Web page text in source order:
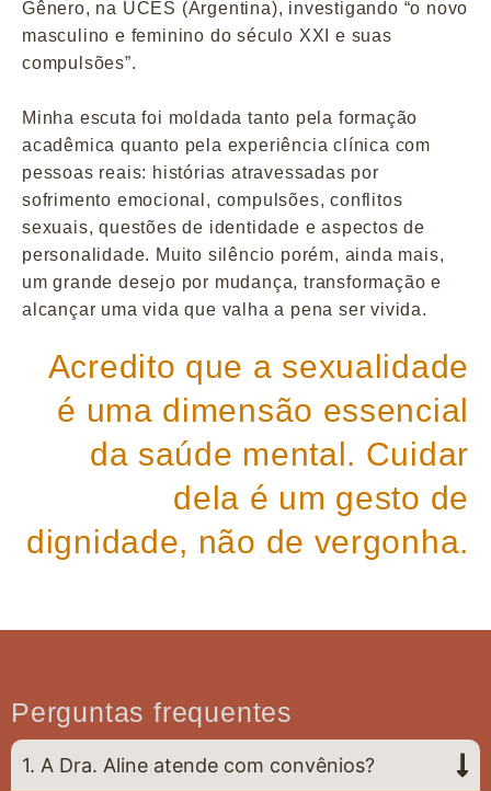
Gênero, na UCES (Argentina), investigando “o novo
masculino e feminino do século XXI e suas
compulsões”.
Minha escuta foi moldada tanto pela formação
acadêmica quanto pela experiência clínica com
pessoas reais: histórias atravessadas por
sofrimento emocional, compulsões, conflitos
sexuais, questões de identidade e aspectos de
personalidade. Muito silêncio porém, ainda mais,
um grande desejo por mudança, transformação e
alcançar uma vida que valha a pena ser vivida.
Acredito que a sexualidade
é uma dimensão essencial
da saúde mental. Cuidar
dela é um gesto de
dignidade, não de vergonha.
Perguntas frequentes
1. A Dra. Aline atende com convênios?